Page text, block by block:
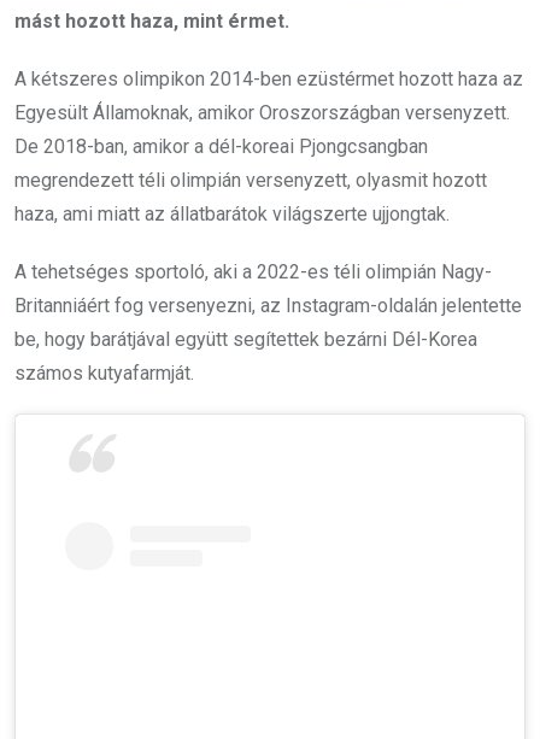
mást hozott haza, mint érmet.
A kétszeres olimpikon 2014-ben ezüstérmet hozott haza az
Egyesült Államoknak, amikor Oroszországban versenyzett.
De 2018-ban, amikor a dél-koreai Pjongcsangban
megrendezett téli olimpián versenyzett, olyasmit hozott
haza, ami miatt az állatbarátok világszerte ujjongtak.
A tehetséges sportoló, aki a 2022-es téli olimpián Nagy-
Britanniáért fog versenyezni, az Instagram-oldalán jelentette
be, hogy barátjával együtt segítettek bezárni Dél-Korea
számos kutyafarmját.